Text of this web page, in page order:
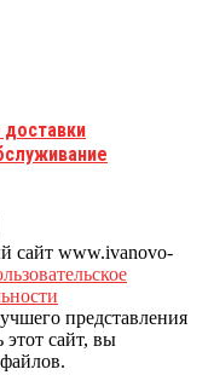
сайт www.ivanovo-
представления
этот сайт, вы